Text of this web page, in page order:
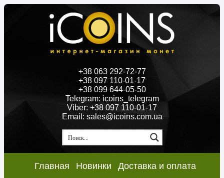
+38 063 292-72-77
+38 097 110-01-17
+38 099 644-05-50
Telegram: icoins_telegram
Viber: +38 097 110-01-17
Email: sales@icoins.com.ua
Главная Новинки
Доставка и оплата